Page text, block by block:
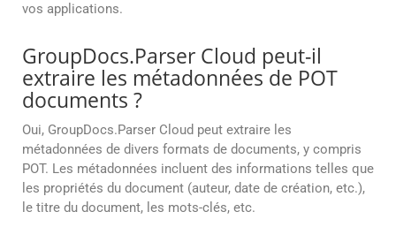
vos applications.
GroupDocs.Parser Cloud peut-il
extraire les métadonnées de POT
documents ?
Oui, GroupDocs.Parser Cloud peut extraire les
métadonnées de divers formats de documents, y compris
POT. Les métadonnées incluent des informations telles que
les propriétés du document (auteur, date de création, etc.),
le titre du document, les mots-clés, etc.